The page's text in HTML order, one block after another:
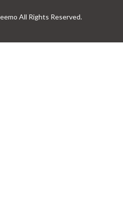
All Rights Reserved.